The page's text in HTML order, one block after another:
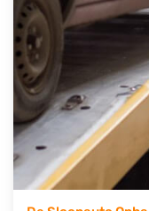
Wij kunnen u
eigenlijk alle
Chevrolet, Citroën,
Kia, Mazda,
Peugeot, Porsche,
Toyota,